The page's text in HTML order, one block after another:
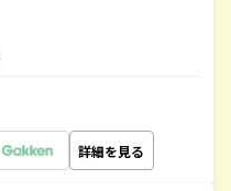
詳細を見る